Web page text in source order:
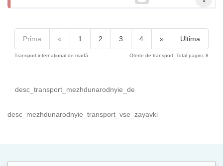
Prima « 1 2 3 4 » Ultima
Transport internaţional de marfă Oferte de transport. Total pagini: 8
desc_transport_mezhdunarodnyie_de
desc_mezhdunarodnyie_transport_vse_zayavki